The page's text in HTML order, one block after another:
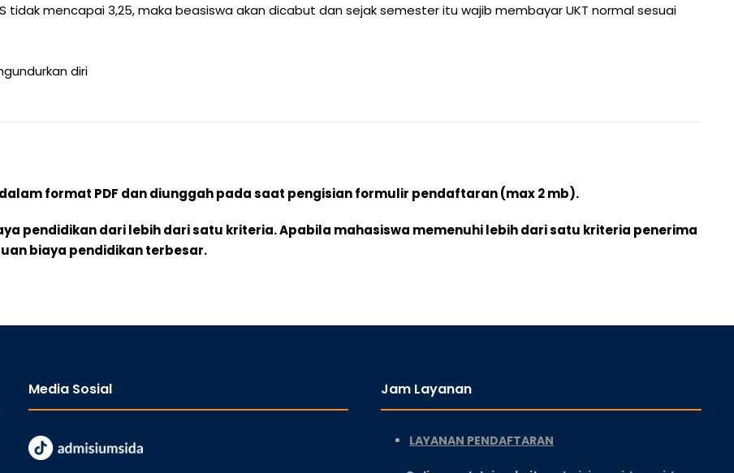
tidak mencapai 3,25, maka beasiswa akan dicabut dan sejak semester itu wajib membayar UKT normal sesuai
diri
format PDF dan diunggah pada saat pengisian formulir pendaftaran (max 2 mb).
pendidikan dari lebih dari satu kriteria. Apabila mahasiswa memenuhi lebih dari satu kriteria penerima
biaya pendidikan terbesar.
Media Sosial Jam Layanan
LAYANAN PENDAFTARAN